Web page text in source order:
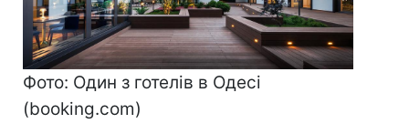
Фото: Один з готелів в Одесі
(booking.com)